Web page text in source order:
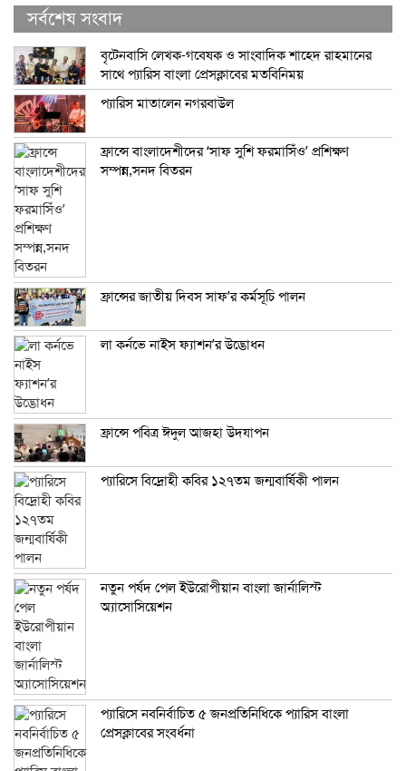
সর্বশেষ সংবাদ
বৃটেনবাসি লেখক-গবেষক ও সাংবাদিক শাহেদ রাহমানের
সাথে প্যারিস বাংলা প্রেসক্লাবের মতবিনিময়
প্যারিস মাতালেন নগরবাউল
ফ্রান্সে বাংলাদেশীদের ‘সাফ সুশি ফরমাসিঁও’ প্রশিক্ষণ
সম্পন্ন,সনদ বিতরন
ফ্রান্সের জাতীয় দিবস সাফ’র কর্মসূচি পালন
লা কর্নভে নাইস ফ্যাশন’র উদ্ভোধন
ফ্রান্সে পবিত্র ঈদুল আজহা উদযাপন
প্যারিসে বিদ্রোহী কবির ১২৭তম জন্মবার্ষিকী পালন
নতুন পর্ষদ পেল ইউরোপীয়ান বাংলা জার্নালিস্ট
অ্যাসোসিয়েশন
প্যারিসে নবনির্বাচিত ৫ জনপ্রতিনিধিকে প্যারিস বাংলা
প্রেসক্লাবের সংবর্ধনা